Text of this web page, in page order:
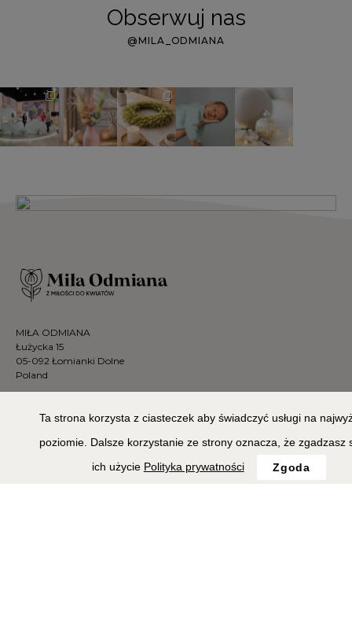
Obserwuj nas
@MILA_ODMIANA
MIŁA ODMIANA
Łużycka 15
05-092 Łomianki Dolne
Poland
sklep@milaodmiana.pl
Strefa klienta
Ta strona korzysta z ciasteczek aby świadczyć usługi na
poziomie. Dalsze korzystanie ze strony oznacza, że zgadzasz
ich użycie Polityka prywatności Zgoda